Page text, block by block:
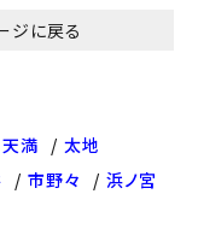
ジに戻る
天満
太地
市野々
浜ノ宮